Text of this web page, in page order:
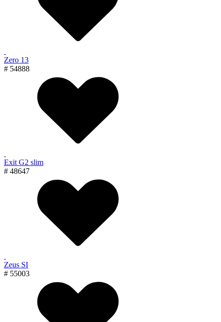
Zero 13
# 54888
Exit G2 slim
# 48647
Zeus SI
# 55003